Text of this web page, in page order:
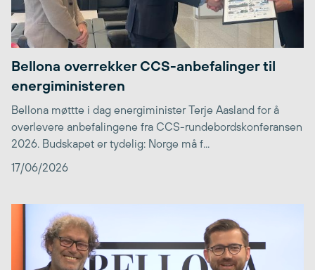
Bellona overrekker CCS-anbefalinger til
energiministeren
Bellona møttte i dag energiminister Terje Aasland for å
overlevere anbefalingene fra CCS-rundebordskonferansen
2026. Budskapet er tydelig: Norge må f...
17/06/2026